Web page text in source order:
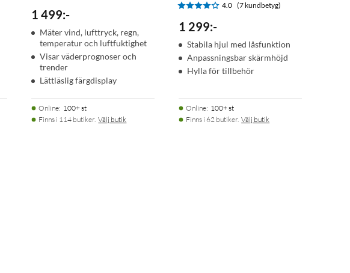
1 499:-
Mäter vind, lufttryck, regn,
temperatur och luftfuktighet
Visar väderprognoser och
trender
Lättläslig färgdisplay
Online: 100+ st
Finns i 114 butiker. Välj butik
4.0 (7 kundbetyg)
1 299:-
Stabila hjul med låsfunktion
Anpassningsbar skärmhöjd
Hylla för tillbehör
Online: 100+ st
Finns i 62 butiker. Välj butik